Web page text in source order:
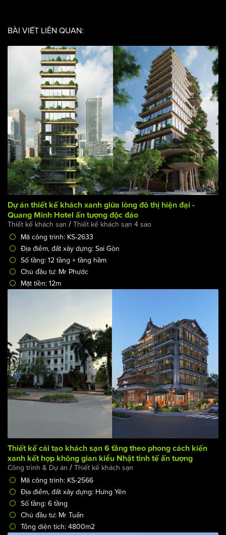
BÀI VIẾT LIÊN QUAN:
Dự án thiết kế khách xanh giữa lòng đô thị hiện đại -
Quang Minh Hotel ấn tượng độc đáo
Thiết kế khách sạn/Thiết kế khách sạn 4 sao
Mã công trình: KS-2633
Địa điểm, đất xây dựng: Sai Gòn
Thiết kế cải tạo khách sạn 6 tầng theo phong cách kiến
xanh kết hợp không gian kiểu Nhật tinh tế ấn tượng
Công trình & Dự án
Mã công trình: KS-2566
Địa điểm, đất xây dựng: Hưng Yên